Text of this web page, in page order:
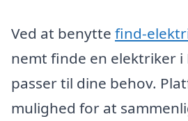
Ved at benytte find-
nemt finde en elektriker i
passer til dine behov.
mulighed for at